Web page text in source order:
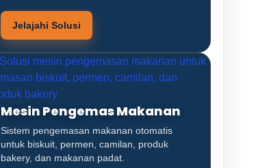
Jelajahi Solusi
Mesin Pengemas Makanan
Sistem pengemasan makanan otomatis
untuk biskuit, permen, camilan, produk
bakery, dan makanan padat.